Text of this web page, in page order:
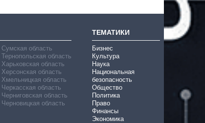
Сумская область
Тернопольская область
Харьковская область
Херсонская область
Хмельницкая область
Черкасская область
Черниговская область
Черновицкая область
ТЕМАТИКИ
Бизнес
Культура
Наука
Национальная
безопасность
Общество
Политика
Право
Финансы
Экономика